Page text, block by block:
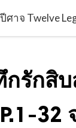
าจ Twelve
รักสิบ
32